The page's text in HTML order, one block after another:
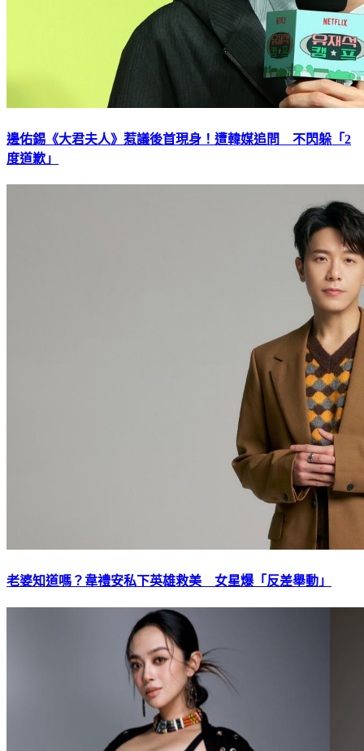
邊佑錫《大君夫人》惹議後首現身！遭韓媒追問 不閃躲「2
度道歉」
老婆知道嗎？韋禮安私下英雄救美 女星爆「反差舉動」